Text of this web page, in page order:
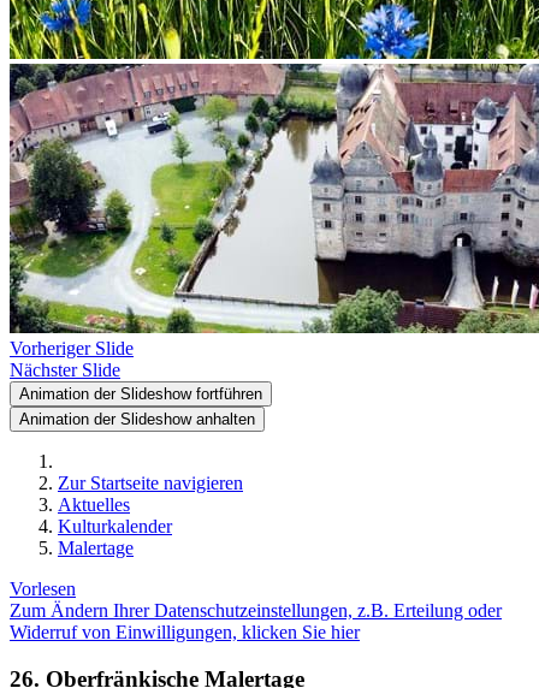
Vorheriger Slide
Nächster Slide
Animation der Slideshow fortführen
Animation der Slideshow anhalten
Zur Startseite navigieren
Aktuelles
Kulturkalender
Malertage
Vorlesen
Zum Ändern Ihrer Datenschutzeinstellungen, z.B. Erteilung oder
Widerruf von Einwilligungen, klicken Sie hier
26. Oberfränkische Malertage